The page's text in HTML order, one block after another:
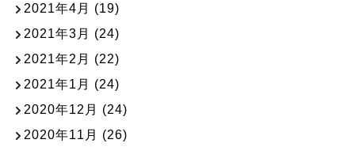
2021年4月 (19)
2021年3月 (24)
2021年2月 (22)
2021年1月 (24)
2020年12月 (24)
2020年11月 (26)